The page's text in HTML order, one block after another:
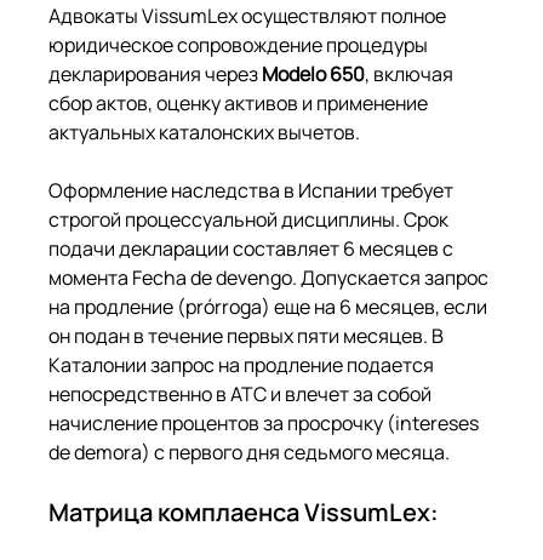
Адвокаты VissumLex осуществляют полное
юридическое сопровождение процедуры
декларирования через Modelo 650, включая
сбор актов, оценку активов и применение
актуальных каталонских вычетов.
Оформление наследства в Испании требует
строгой процессуальной дисциплины. Срок
подачи декларации составляет 6 месяцев с
момента Fecha de devengo. Допускается запрос
на продление (prórroga) еще на 6 месяцев, если
он подан в течение первых пяти месяцев. В
Каталонии запрос на продление подается
непосредственно в ATC и влечет за собой
начисление процентов за просрочку (intereses
de demora) с первого дня седьмого месяца.
Матрица комплаенса VissumLex: